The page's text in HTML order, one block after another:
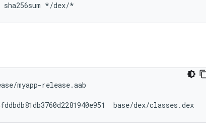
myapp-release.aab